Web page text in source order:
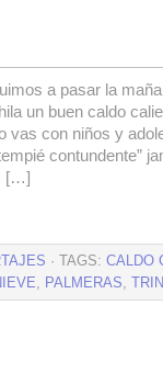
a pasar la
un buen caldo
vas con niños y
contundente”
[…]
· TAGS: CALDO
, PALMERAS,